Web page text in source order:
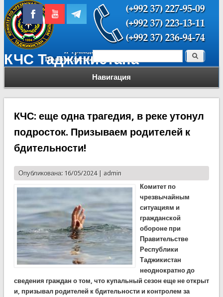
КЧС Таджикистана
Навигация
Форма поиска Поиск
КЧС: еще одна трагедия, в реке утонул
подросток. Призываем родителей к
бдительности!
Опубликована: 16/05/2024 | admin
Комитет по
чрезвычайным
ситуациям и
гражданской
обороне при
Правительстве
Республики
Таджикистан
неоднократно до
сведения граждан о том, что купальный сезон еще не открыт
и, призывал родителей к бдительности и контролем за